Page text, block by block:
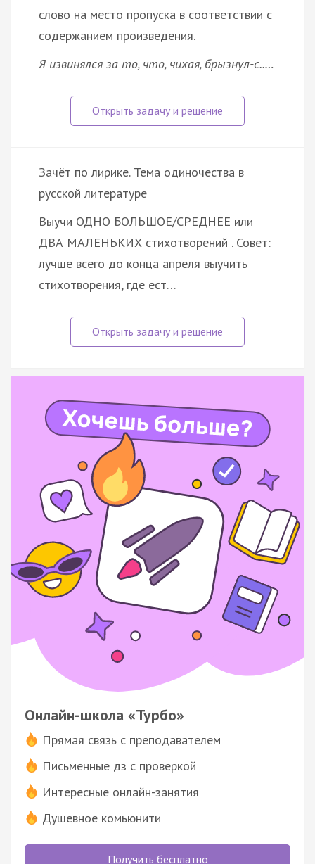
слово на место пропуска в соответствии с
содержанием произведения.
Я извинялся за то, что, чихая, брызнул-с..…
Зачёт по лирике. Тема одиночества в
русской литературе
Выучи ОДНО БОЛЬШОЕ/СРЕДНЕЕ или
ДВА МАЛЕНЬКИХ стихотворений . Совет:
лучше всего до конца апреля выучить
стихотворения, где ест…
Онлайн-школа «Турбо»
Прямая связь с преподавателем
Письменные дз с проверкой
Интересные онлайн-занятия
Душевное комьюнити
Получить бесплатно